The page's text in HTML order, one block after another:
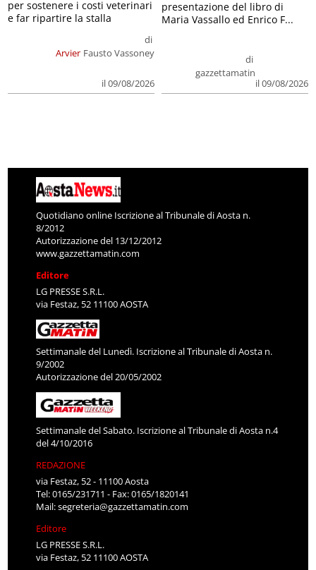
Arvier
di
Fausto Vassoney
il 09/08/2026
per sostenere i costi veterinari
e far ripartire la stalla
di
gazzettamatin
il 09/08/2026
presentazione del libro di
Maria Vassallo ed Enrico F...
Quotidiano online Iscrizione al Tribunale di Aosta n.
8/2012
Autorizzazione del 13/12/2012
www.gazzettamatin.com
Editore
LG PRESSE S.R.L.
via Festaz, 52 11100 AOSTA
Settimanale del Lunedì. Iscrizione al Tribunale di Aosta n.
9/2002
Autorizzazione del 20/05/2002
Settimanale del Sabato. Iscrizione al Tribunale di Aosta n.4
del 4/10/2016
REDAZIONE
via Festaz, 52 - 11100 Aosta
Tel: 0165/231711 - Fax: 0165/1820141
Mail:segreteria@gazzettamatin.com
Editore
LG PRESSE S.R.L.
via Festaz, 52 11100 AOSTA